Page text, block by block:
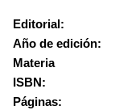
Editorial:
Año de edición:
Materia
ISBN:
Páginas: